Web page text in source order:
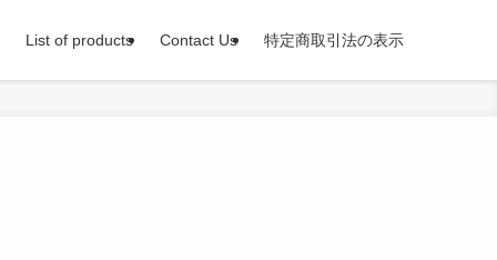
List of products Contact Us 特定商取引法の表示